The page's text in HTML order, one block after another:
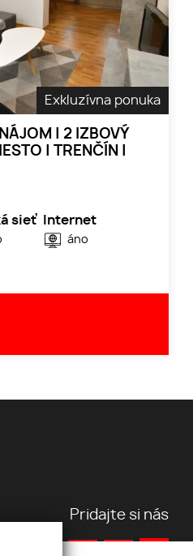
Exkluzívna ponuka
| 2 IZBOVÝ
| TRENČÍN |
sieť Internet
áno
Pridajte si nás